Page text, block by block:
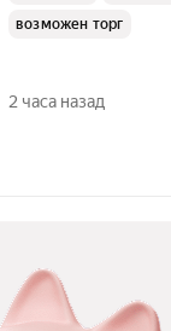
возможен торг
2 часа назад